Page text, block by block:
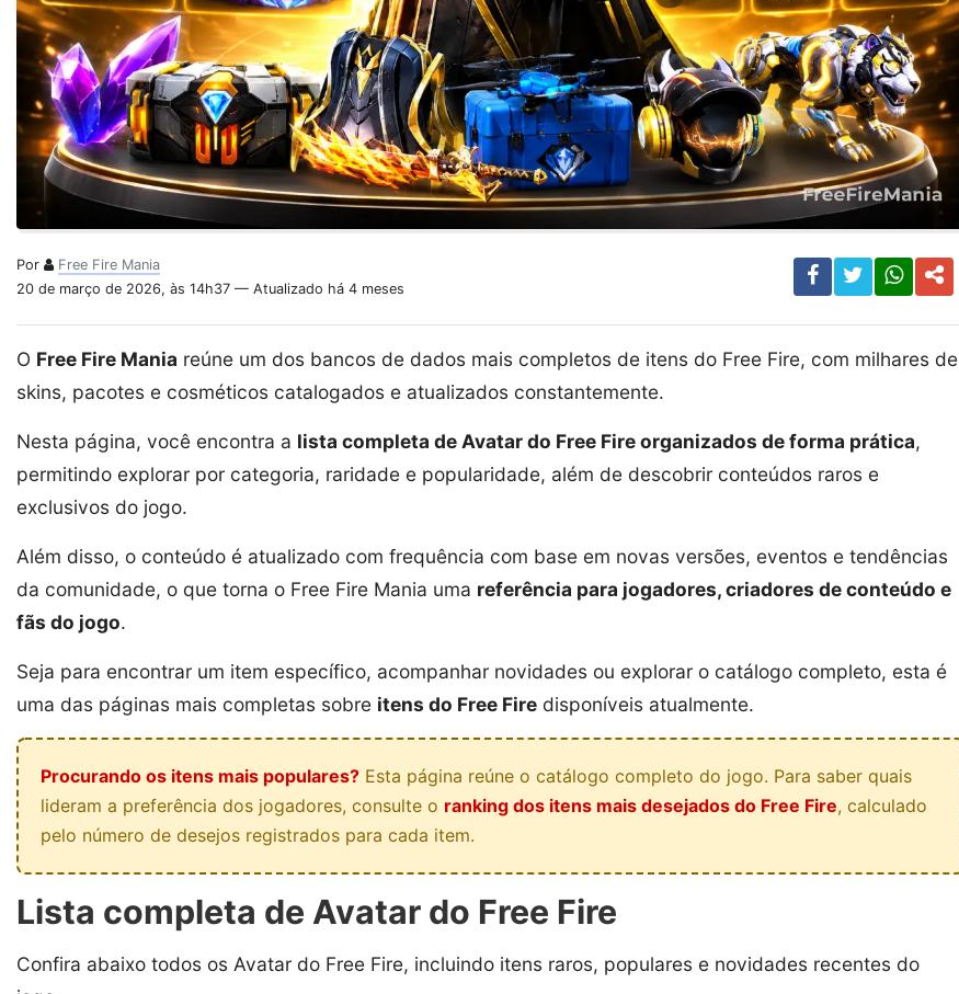
Por
Free Fire Mania
20 de março de 2026, às 14h37 — Atualizado há 4 meses
O Free Fire Mania reúne um dos bancos de dados mais completos de itens do Free Fire, com milhares de
skins, pacotes e cosméticos catalogados e atualizados constantemente.
Nesta página, você encontra a lista completa de Avatar do Free Fire organizados de forma prática,
permitindo explorar por categoria, raridade e popularidade, além de descobrir conteúdos raros e
exclusivos do jogo.
Além disso, o conteúdo é atualizado com frequência com base em novas versões, eventos e tendências
da comunidade, o que torna o Free Fire Mania uma referência para jogadores, criadores de conteúdo e
fãs do jogo.
Seja para encontrar um item específico, acompanhar novidades ou explorar o catálogo completo, esta é
uma das páginas mais completas sobre itens do Free Fire disponíveis atualmente.
Procurando os itens mais populares? Esta página reúne o catálogo completo do jogo. Para saber quais
lideram a preferência dos jogadores, consulte o ranking dos itens mais desejados do Free Fire, calculado
pelo número de desejos registrados para cada item.
Lista completa de Avatar do Free Fire
Confira abaixo todos os Avatar do Free Fire, incluindo itens raros, populares e novidades recentes do